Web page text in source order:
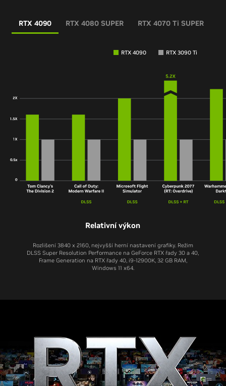
RTX 4090 RTX 4080 SUPER RTX 4070 Ti SUPER
RTX 4090 RTX 3090 Ti
Relativní výkon
Rozlišení 3840 x 2160, nejvyšší herní nastavení grafiky. Režim
DLSS Super Resolution Performance na GeForce RTX řady 30 a 40,
Frame Generation na RTX řady 40, i9-12900K, 32 GB RAM,
Windows 11 x64.